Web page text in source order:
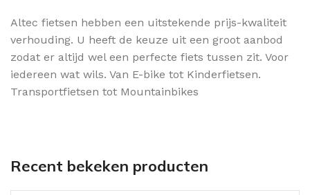
Altec fietsen hebben een uitstekende prijs-kwaliteit
verhouding. U heeft de keuze uit een groot aanbod
zodat er altijd wel een perfecte fiets tussen zit. Voor
iedereen wat wils. Van E-bike tot Kinderfietsen.
Transportfietsen tot Mountainbikes
Recent bekeken producten